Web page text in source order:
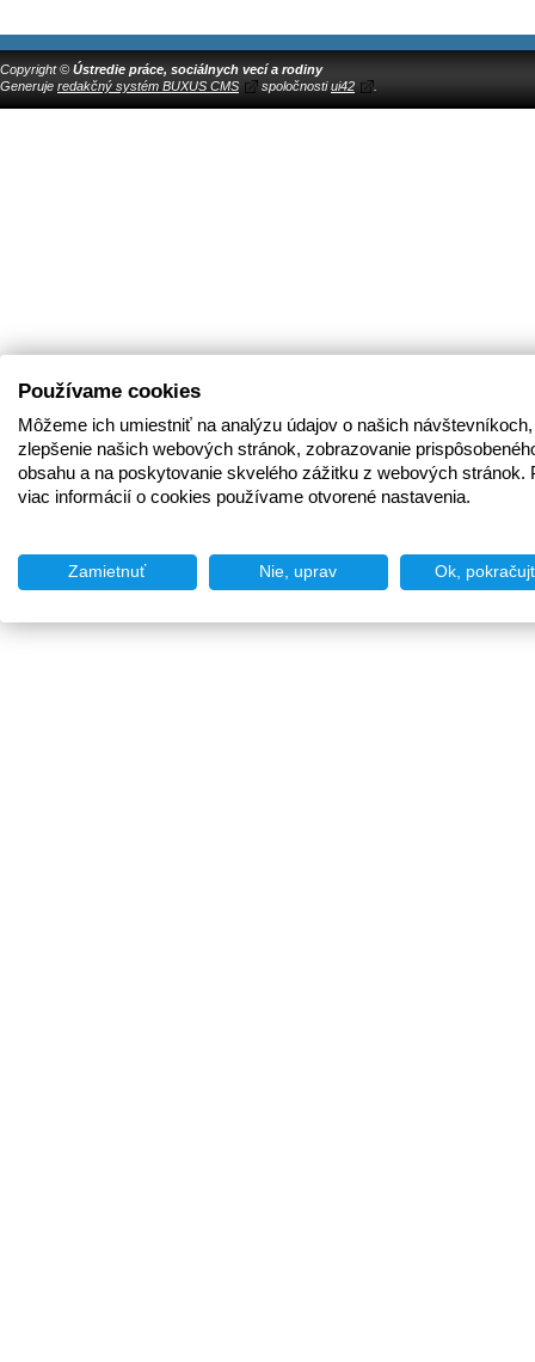
Copyright © Ústredie práce, sociálnych vecí a rodiny
Generuje redakčný systém BUXUS CMS spoločnostiui42
Používame cookies
Môžeme ich umiestniť na analýzu údajov o našich
zlepšenie našich webových stránok, zobrazovanie
obsahu a na poskytovanie skvelého zážitku z webových stránok.
viac informácií o cookies používame otvorené nastavenia.
Zamietnuť Nie, uprav Ok,